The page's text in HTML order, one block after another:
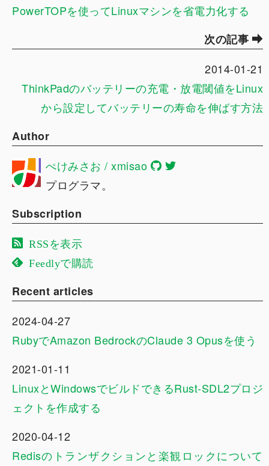
PowerTOPを使ってLinuxマシンを省電力化する
次の記事
2014-01-21
ThinkPadのバッテリーの充電・放電閾値をLinux
から設定してバッテリーの寿命を伸ばす方法
Author
ぺけみさお / xmisao
プログラマ。
Subscription
RSSを表示
Feedlyで購読
Recent articles
2024-04-27
RubyでAmazon BedrockのClaude 3 Opusを使う
2021-01-11
LinuxとWindowsでビルドできるRust-SDL2プロジ
ェクトを作成する
2020-04-12
Redisのトランザクションと楽観ロックについて